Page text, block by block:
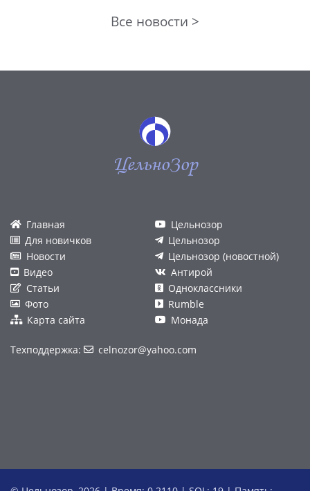
Все новости >
ЦельноЗор
Главная
Для новичков
Новости
Видео
Статьи
Фото
Карта сайта
Цельнозор
Цельнозор
Цельнозор (новостной)
Антирой
Одноклассники
Rumble
Монада
Техподдержка: celnozor@yahoo.com